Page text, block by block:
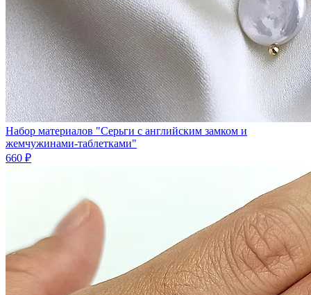
Набор материалов "Серьги с английским замком и
жемчужинами-таблетками"
660 ₽